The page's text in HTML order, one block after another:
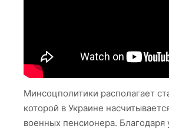
Минсоцполитики располагает
которой в Украине
военных пенсионера.